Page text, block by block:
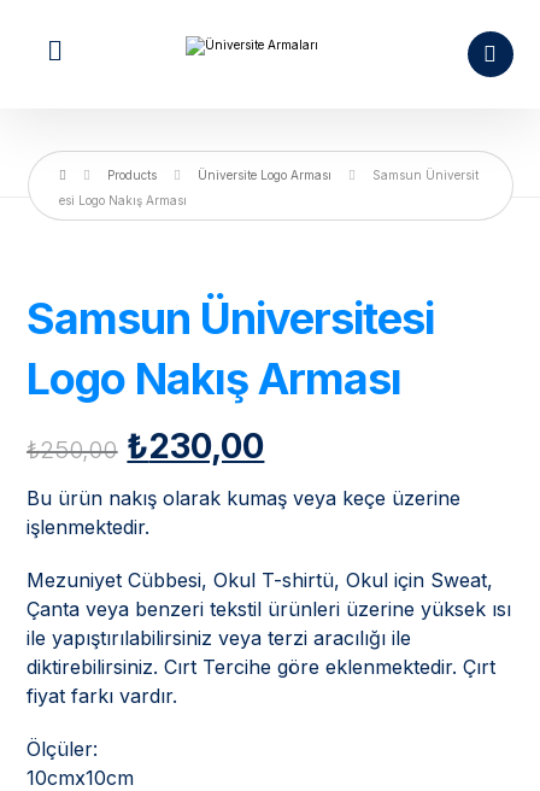
Products Üniversite Logo Arması
Samsun Üniversit
esi Logo Nakış Arması
Samsun Üniversitesi
Logo Nakış Arması
₺250,00 ₺230,00
Bu ürün nakış olarak kumaş veya keçe üzerine
işlenmektedir.
Mezuniyet Cübbesi, Okul T-shirtü, Okul için Sweat,
Çanta veya benzeri tekstil ürünleri üzerine yüksek ısı
ile yapıştırılabilirsiniz veya terzi aracılığı ile
diktirebilirsiniz. Cırt Tercihe göre eklenmektedir. Çırt
fiyat farkı vardır.
Ölçüler:
10cmx10cm